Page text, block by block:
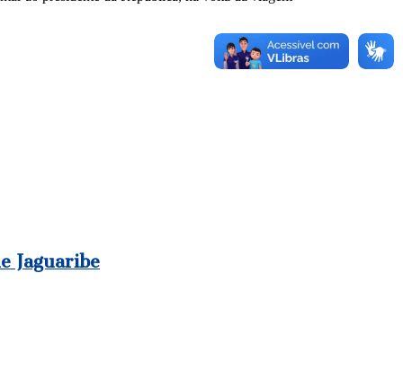
Jaguaribe